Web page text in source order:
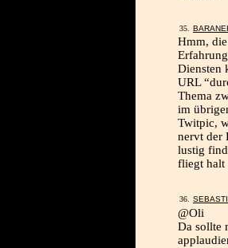
Hmm,
Diensten
URL
Thema
im
Twitpic,
nervt der
lustig
fliegt halt
@Oli
Da sollte